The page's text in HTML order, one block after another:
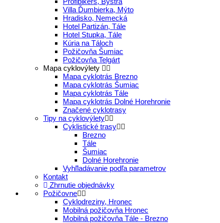
Villa Ďumbierka, Mýto
Hradisko, Nemecká
Hotel Partizán, Tále
Hotel Stupka, Tále
Kúria na Táloch
Požičovňa Šumiac
Požičovňa Telgárt
Mapa cyklovýlety
Mapa cyklotrás Brezno
Mapa cyklotrás Šumiac
Mapa cyklotrás Tále
Mapa cyklotrás Dolné Horehronie
Značené cyklotrasy
Tipy na cyklovýlety
Cyklistické trasy
Brezno
Tále
Šumiac
Dolné Horehronie
Vyhľladávanie podľa parametrov
Kontakt
Zhrnutie objednávky
Požičovne
Cyklodreziny, Hronec
Mobilná požičovňa Hronec
Mobilná požičovňa Tále - Brezno